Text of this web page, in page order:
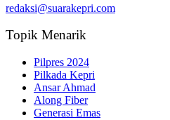
redaksi@suarakepri.com
Topik Menarik
Pilpres 2024
Pilkada Kepri
Ansar Ahmad
Along Fiber
Generasi Emas